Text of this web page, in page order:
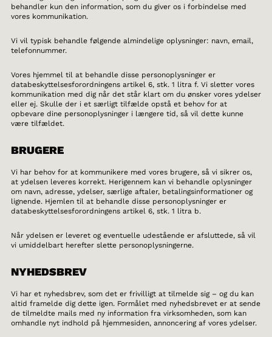
behandler kun den information, som du giver os i forbindelse med
vores kommunikation.
Vi vil typisk behandle følgende almindelige oplysninger: navn, email,
telefonnummer.
Vores hjemmel til at behandle disse personoplysninger er
databeskyttelsesforordningens artikel 6, stk. 1 litra f. Vi sletter vores
kommunikation med dig når det står klart om du ønsker vores ydelser
eller ej. Skulle der i et særligt tilfælde opstå et behov for at
opbevare dine personoplysninger i længere tid, så vil dette kunne
være tilfældet.
BRUGERE
Vi har behov for at kommunikere med vores brugere, så vi sikrer os,
at ydelsen leveres korrekt. Herigennem kan vi behandle oplysninger
om navn, adresse, ydelser, særlige aftaler, betalingsinformationer og
lignende. Hjemlen til at behandle disse personoplysninger er
databeskyttelsesforordningens artikel 6, stk. 1 litra b.
Når ydelsen er leveret og eventuelle udestående er afsluttede, så vil
vi umiddelbart herefter slette personoplysningerne.
NYHEDSBREV
Vi har et nyhedsbrev, som det er frivilligt at tilmelde sig – og du kan
altid framelde dig dette igen. Formålet med nyhedsbrevet er at sende
de tilmeldte mails med ny information fra virksomheden, som kan
omhandle nyt indhold på hjemmesiden, annoncering af vores ydelser.